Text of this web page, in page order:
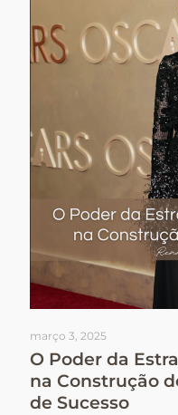
março 3, 2025
O Poder da
na Construção
de Sucesso